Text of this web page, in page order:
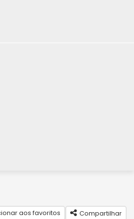
aos favoritos Compartilhar